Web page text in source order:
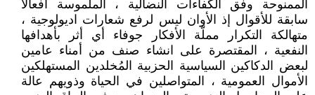
الممنوحة وفق الكفاءات النضالية ، الملموسة أفعالا
سابقة للأقوال إذ الأوان ليس لرفع شعارات اديولوجية ،
متهالكة التكرار مملّة الأفكار جوفاء أي أثر بأهدافها
النفعية ، المقتصرة على انشاء صنف من أمناء عامين
لبعض الدكاكين السياسية الحزبية المُخلدين المستهلكين
الأموال العمومية ، المتواصلين في الحياة وذويهم عالة